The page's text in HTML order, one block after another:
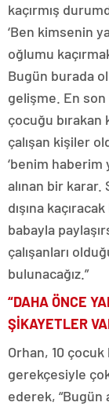
kaçırmış
‘Ben kimsenin
oğlumu
Bugün burada
gelişme. En
çocuğu bırakan
çalışan kişiler
‘benim
alınan bir
dışına
babayla
çalışanları
bulunacağız.”
“DAHA ÖNCE
ŞİKAYETLER
Orhan, 10 çocuk
gerekçesiyle
ederek, “Bugün